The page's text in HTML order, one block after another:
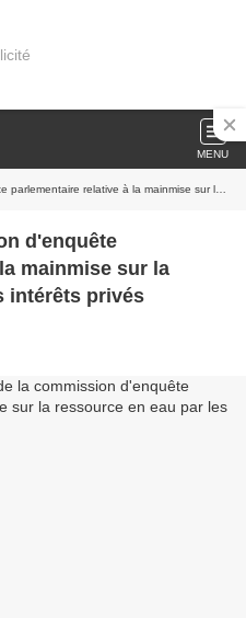
MENU
à la mainmise sur la ressource en eau par les intérêts privés
d'enquête
mainmise sur la
intérêts privés